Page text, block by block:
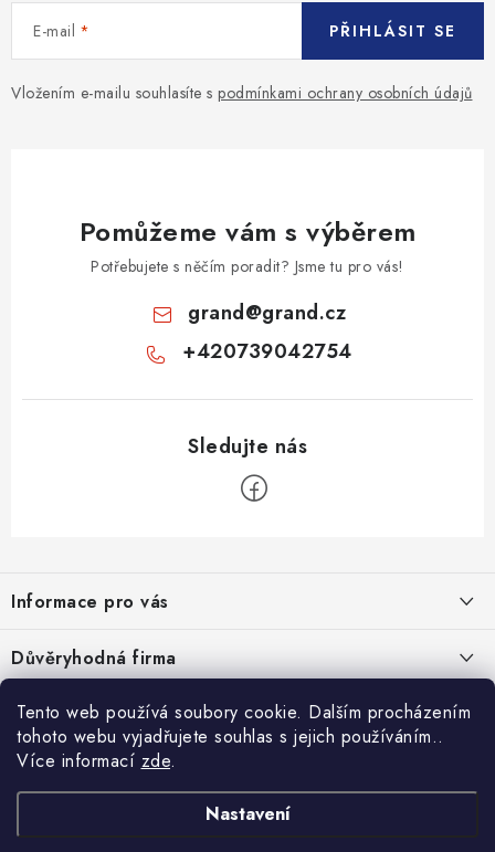
Tento web používá soubory cookie. Dalším procházením
tohoto webu vyjadřujete souhlas s jejich používáním..
Více informací zde.
Nastavení
E-mail
Vložením e-mailu souhlasíte s podmínkami ochrany osobních údajů
PŘIHLÁSIT SE
Pomůžeme vám s výběrem
Potřebujete s něčím poradit? Jsme tu pro vás!
grand@grand.cz
+420739042754
p
a
t
Informace pro vás
Velkoobchod
Kontakty
Náhradní plnění
Důvěryhodná firma
Ověřeno zákazníky